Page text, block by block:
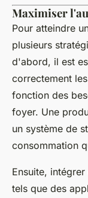
Maximiser
Pour atteindre
plusieurs
d'abord, il est
correctement
fonction des
foyer. Une
un système de
consommation
Ensuite,
tels que des